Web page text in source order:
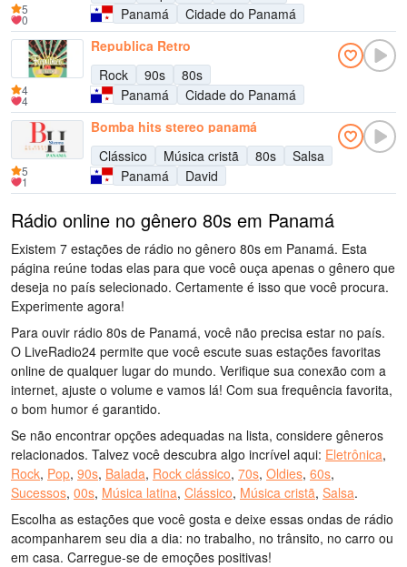
Panamá
Cidade do Panamá
5
0
Republica Retro
Rock
90s
80s
Panamá
Cidade do Panamá
4
4
Bomba hits stereo panamá
Clássico
Música cristã 80s
Salsa
Panamá
David
5
1
Rádio online no gênero 80s em Panamá
Existem 7 estações de rádio no gênero 80s em Panamá. Esta
página reúne todas elas para que você ouça apenas o gênero que
deseja no país selecionado. Certamente é isso que você procura.
Experimente agora!
Para ouvir rádio 80s de Panamá, você não precisa estar no país.
O LiveRadio24 permite que você escute suas estações favoritas
online de qualquer lugar do mundo. Verifique sua conexão com a
internet, ajuste o volume e vamos lá! Com sua frequência favorita,
o bom humor é garantido.
Se não encontrar opções adequadas na lista, considere gêneros
relacionados. Talvez você descubra algo incrível aqui: Eletrônica,
Rock, Pop, 90s, Balada, Rock clássico, 70s, Oldies, 60s,
Sucessos, 00s, Música latina, Clássico, Música cristã, Salsa.
Escolha as estações que você gosta e deixe essas ondas de rádio
acompanharem seu dia a dia: no trabalho, no trânsito, no carro ou
em casa. Carregue-se de emoções positivas!